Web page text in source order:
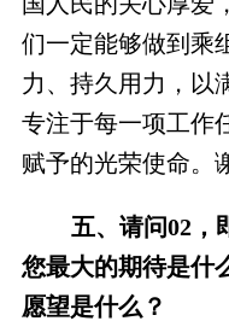
们一定能够做到乘
力、持久用力，以
专注于每一项工作
赋予的光荣使命。
五、请问02，
您最大的期待是什
愿望是什么？